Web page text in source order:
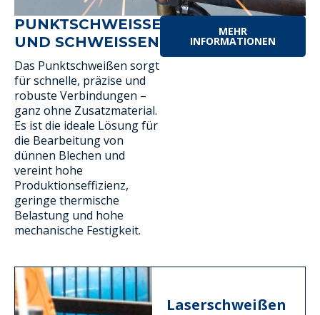
PUNKTSCHWEISSEN U
ND SCHWEISSEN
Das Punktschweißen sorgt
für schnelle, präzise und
robuste Verbindungen –
ganz ohne Zusatzmaterial.
Es ist die ideale Lösung für
die Bearbeitung von
dünnen Blechen und
vereint hohe
Produktionseffizienz,
geringe thermische
Belastung und hohe
mechanische Festigkeit.
MEHR
INFORMATIONEN
Laserschweißen